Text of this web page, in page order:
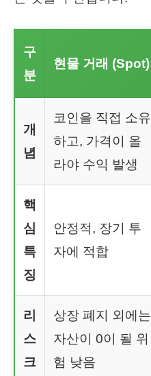
구
분
현물 거래 (Spot)
개
념
코인을 직접 소유
하고, 가격이 올
라야 수익 발생
핵
심
특
징
안정적, 장기 투
자에 적합
리
스
크
상장 폐지 외에는
자산이 0이 될 위
험 낮음